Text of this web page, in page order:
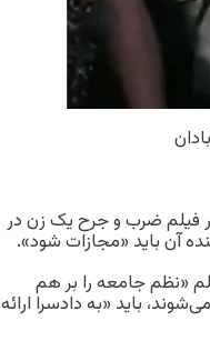
فیلم ضرب و جرح یک زن در
آن باید «مجازات شود».
«نظم جامعه را بر هم
باید «به دادسرا ارائه